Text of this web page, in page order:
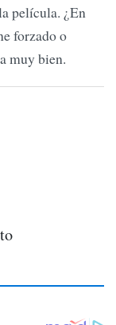
película. ¿En
forzado o
muy bien.